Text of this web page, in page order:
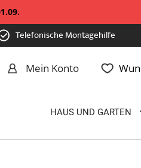
Telefonische Montagehilfe
Mein Konto
HAUS UND GARTEN